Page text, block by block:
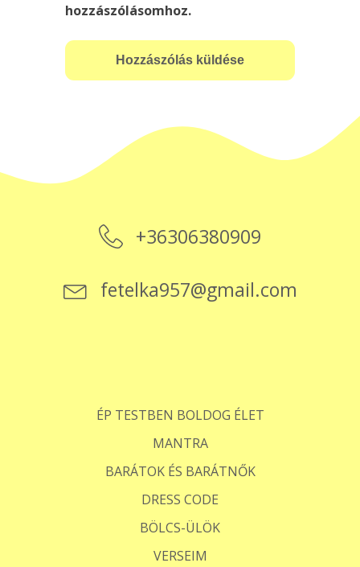
hozzászólásomhoz.
+36306380909
fetelka957@gmail.com
ÉP TESTBEN BOLDOG ÉLET
MANTRA
BARÁTOK ÉS BARÁTNŐK
DRESS CODE
BÖLCS-ÜLÖK
VERSEIM